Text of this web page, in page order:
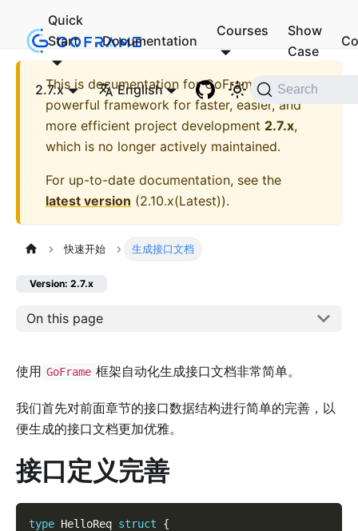
Quick
Start
Documentation
Courses
Show
Case
2.7.x English Search
This is documentation forGoFrame - A
powerful framework for faster, easier, and
more efficient project development 2.7.x,
which is no longer actively maintained.
For up-to-date documentation, see the
latest version (2.10.x(Latest)).
快速开始 生成接口文档
Version: 2.7.x
On this page
使用 GoFrame 框架自动化生成接口文档非常简单。
我们首先对前面章节的接口数据结构进行简单的完善，以
便生成的接口文档更加优雅。
接口定义完善
type HelloReq struct
{